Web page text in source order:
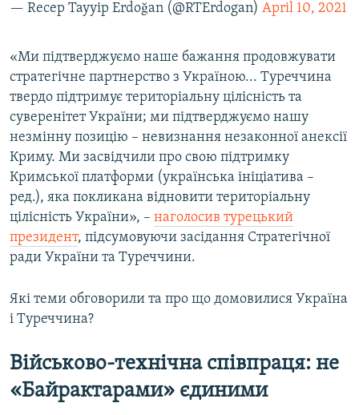
— Recep Tayyip Erdoğan (@RTErdogan) April 10, 2021
«Ми підтверджуємо наше бажання продовжувати
стратегічне партнерство з Україною... Туреччина
твердо підтримує територіальну цілісність та
суверенітет України; ми підтверджуємо нашу
незмінну позицію – невизнання незаконної анексії
Криму. Ми засвідчили про свою підтримку
Кримської платформи (українська ініціатива –
ред.), яка покликана відновити територіальну
цілісність України», – наголосив турецький
президент, підсумовуючи засідання Стратегічної
ради України та Туреччини.
Які теми обговорили та про що домовилися Україна
і Туреччина?
Військово-технічна співпраця: не
«Байрактарами» єдиними